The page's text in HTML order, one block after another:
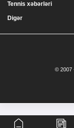
Tennis xəbərləri
Digər
© 2007